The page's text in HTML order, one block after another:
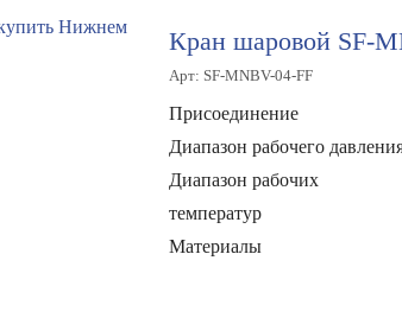
Кран шаровой SF-
Арт: SF-MNBV-04-FF
Присоединение
Диапазон рабочего
Диапазон рабочих
температур
Материалы